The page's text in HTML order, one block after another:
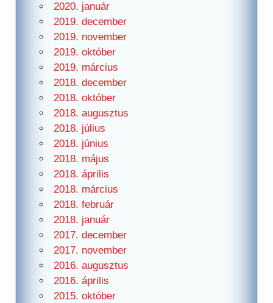
2020. január
2019. december
2019. november
2019. október
2019. március
2018. december
2018. október
2018. augusztus
2018. július
2018. június
2018. május
2018. április
2018. március
2018. február
2018. január
2017. december
2017. november
2016. augusztus
2016. április
2015. október